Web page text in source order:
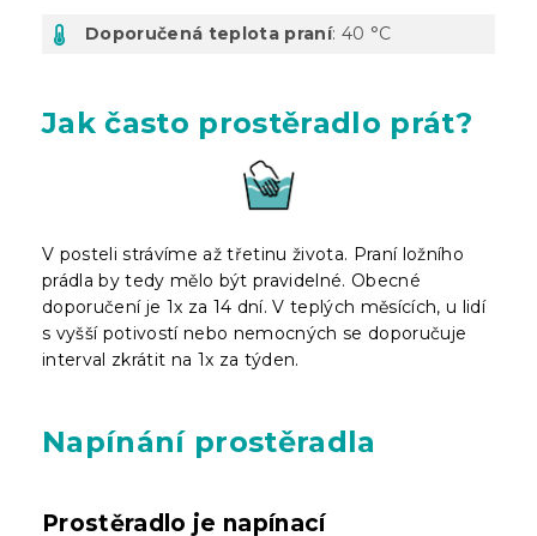
Doporučená teplota praní: 40 °C
Jak často prostěradlo prát?
V posteli strávíme až třetinu života. Praní ložního
prádla by tedy mělo být pravidelné. Obecné
doporučení je 1x za 14 dní. V teplých měsících, u lidí
s vyšší potivostí nebo nemocných se doporučuje
interval zkrátit na 1x za týden.
Napínání prostěradla
Prostěradlo je napínací